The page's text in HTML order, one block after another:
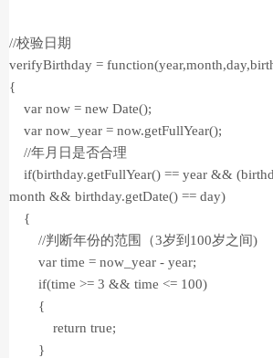
//校验日期
verifyBirthday =
{
var now = new Date();
var now_year = now.getFullYear();
//年月日是否合理
if(birthday.getFullYear() == year &&
month && birthday.getDate() == day)
{
//判断年份的范围（3岁到100岁之间)
var time = now_year - year;
if(time >= 3 && time <= 100)
{
return true;
}